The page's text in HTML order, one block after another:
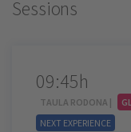
Sessions
09:45h
TAULA RODONA |
NEXT EXPERIENCE